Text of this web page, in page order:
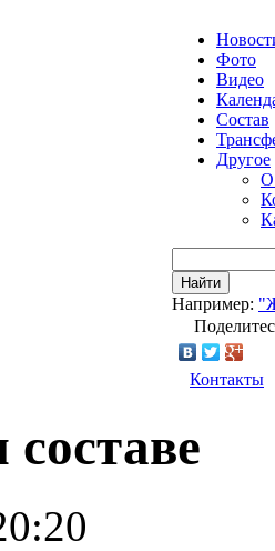
Фото
Видео
Состав
Другое
О
Найти
Например:
Контакты